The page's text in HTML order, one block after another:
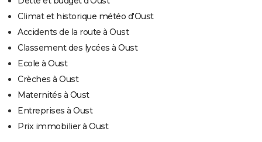
Climat et historique météo d'Oust
Accidents de la route à Oust
Classement des lycées à Oust
Ecole à Oust
Crèches à Oust
Maternités à Oust
Entreprises à Oust
Prix immobilier à Oust